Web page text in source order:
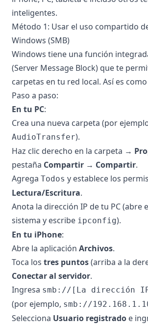
inteligentes.
Método 1: Usar el uso compartido
Windows (SMB)
Windows tiene una función
(Server Message Block) que te
carpetas en tu red local. Así es como
Paso a paso:
En tu PC:
Crea una nueva carpeta (por
AudioTransfer).
Haz clic derecho en la carpeta →
pestaña Compartir → Compartir.
Agrega Todos y establece los
Lectura/Escritura.
Anota la dirección IP de tu PC (abre
sistema y escribe ipconfig).
En tu iPhone:
Abre la aplicación Archivos.
Toca los tres puntos(arriba a la
Conectar al servidor.
Ingresa smb://[La dirección
(por ejemplo, smb://
Selecciona Usuario registrado e